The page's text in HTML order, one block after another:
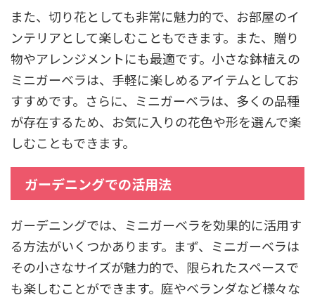
また、切り花としても非常に魅力的で、お部屋のイ
ンテリアとして楽しむこともできます。また、贈り
物やアレンジメントにも最適です。小さな鉢植えの
ミニガーベラは、手軽に楽しめるアイテムとしてお
すすめです。さらに、ミニガーベラは、多くの品種
が存在するため、お気に入りの花色や形を選んで楽
しむこともできます。
ガーデニングでの活用法
ガーデニングでは、ミニガーベラを効果的に活用す
る方法がいくつかあります。まず、ミニガーベラは
その小さなサイズが魅力的で、限られたスペースで
も楽しむことができます。庭やベランダなど様々な